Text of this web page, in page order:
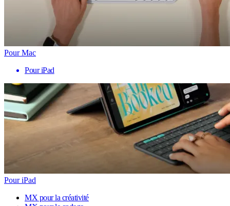
Pour Mac
Pour iPad
Pour iPad
MX pour la créativité